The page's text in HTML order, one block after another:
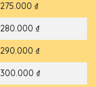
275.000 ₫
280.000 ₫
290.000 ₫
300.000 ₫